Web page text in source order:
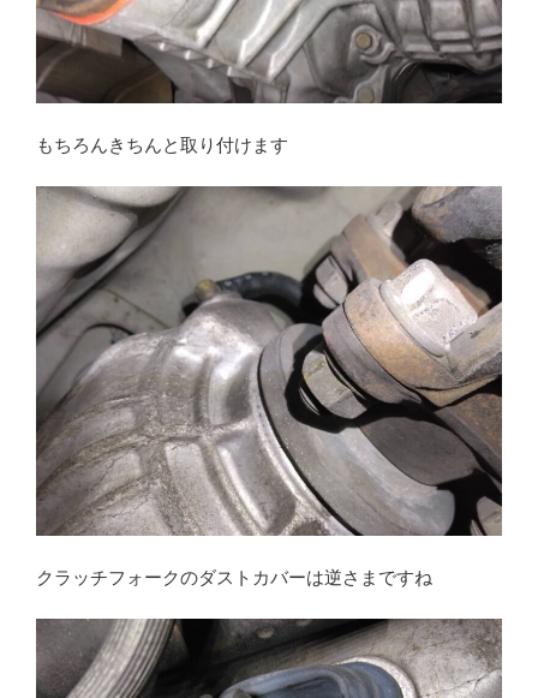
もちろんきちんと取り付けます
クラッチフォークのダストカバーは逆さまですね